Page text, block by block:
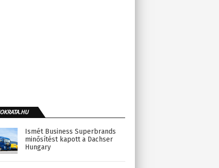
Ismét Business Superbrands
minősítést kapott a Dachser
Hungary